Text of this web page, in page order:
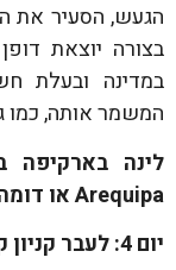
הגעש, הסעיר את
בצורה יוצאת
במדינה ובעלת
המשמר אותה, כמו
לינה בארקיפה
Arequipaאו
יום 4: לעבר קניון קולקה